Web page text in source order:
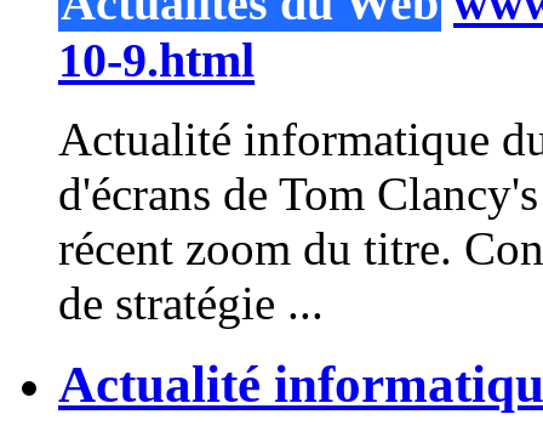
10-9.html
Actualité informatique
d'écrans de Tom
récent zoom du titre.
de stratégie ...
Actualité